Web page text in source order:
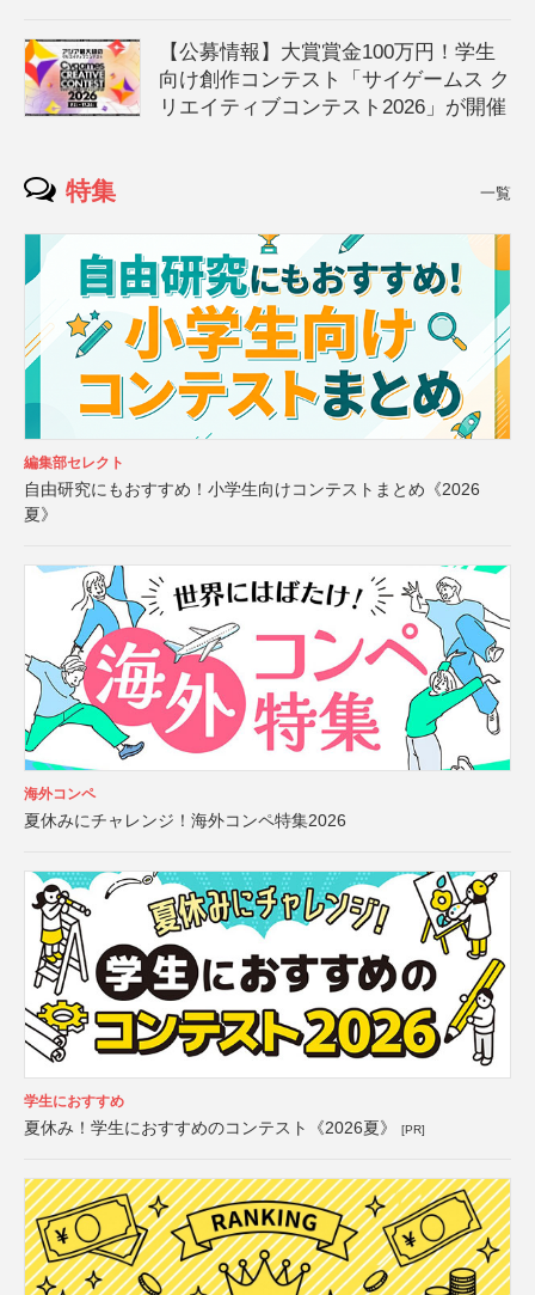
【公募情報】大賞賞金100万円！学生
向け創作コンテスト「サイゲームス ク
リエイティブコンテスト2026」が開催
特集 一覧
編集部セレクト
自由研究にもおすすめ！小学生向けコンテストまとめ《2026
夏》
海外コンペ
夏休みにチャレンジ！海外コンペ特集2026
学生におすすめ
夏休み！学生におすすめのコンテスト《2026夏》 [PR]